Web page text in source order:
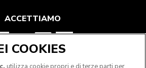
ACCETTIAMO
COOKIES